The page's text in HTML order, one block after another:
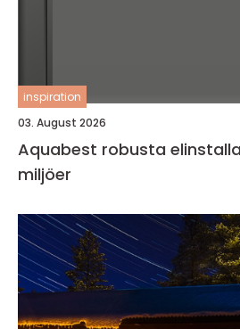
inspiration
03. August 2026
Aquabest robusta elinstallationer för tuffa
miljöer